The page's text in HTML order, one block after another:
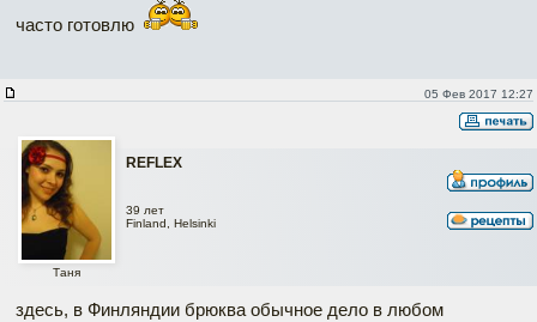
часто готовлю
05 Фев 2017 12:27
REFLEX
Таня
39 лет
Finland, Helsinki
здесь, в Финляндии брюква обычное дело в любом